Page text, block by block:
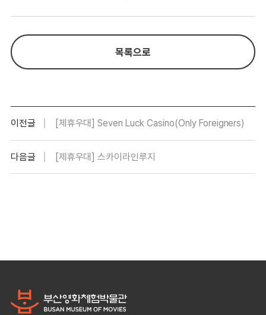
목록으로
이전글 [제휴우대] Seven Luck Casino(Only Foreigners)
다음글 [제휴우대] 스카이라인루지